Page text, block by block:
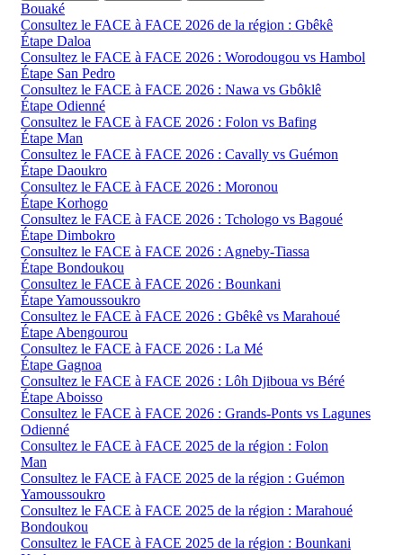
Bouaké
Consultez le FACE à FACE 2026 de la région : Gbêkê
Étape Daloa
Consultez le FACE à FACE 2026 : Worodougou vs Hambol
Étape San Pedro
Consultez le FACE à FACE 2026 : Nawa vs Gbôklê
Étape Odienné
Consultez le FACE à FACE 2026 : Folon vs Bafing
Étape Man
Consultez le FACE à FACE 2026 : Cavally vs Guémon
Étape Daoukro
Consultez le FACE à FACE 2026 : Moronou
Étape Korhogo
Consultez le FACE à FACE 2026 : Tchologo vs Bagoué
Étape Dimbokro
Consultez le FACE à FACE 2026 : Agneby-Tiassa
Étape Bondoukou
Consultez le FACE à FACE 2026 : Bounkani
Étape Yamoussoukro
Consultez le FACE à FACE 2026 : Gbêkê vs Marahoué
Étape Abengourou
Consultez le FACE à FACE 2026 : La Mé
Étape Gagnoa
Consultez le FACE à FACE 2026 : Lôh Djiboua vs Béré
Étape Aboisso
Consultez le FACE à FACE 2026 : Grands-Ponts vs Lagunes
Odienné
Consultez le FACE à FACE 2025 de la région : Folon
Man
Consultez le FACE à FACE 2025 de la région : Guémon
Yamoussoukro
Consultez le FACE à FACE 2025 de la région : Marahoué
Bondoukou
Consultez le FACE à FACE 2025 de la région : Bounkani